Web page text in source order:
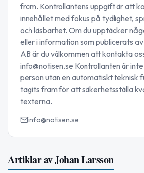
fram. Kontrollantens uppgift är att
innehållet med fokus på tydlighet,
och läsbarhet. Om du upptäcker
eller i information som publicerats
AB är du välkommen att kontakta
info@notisen.se Kontrollanten är
person utan en automatiskt teknisk
tagits fram för att säkerhetsställa
texterna.
info@notisen.se
Artiklar avJohan Larsson